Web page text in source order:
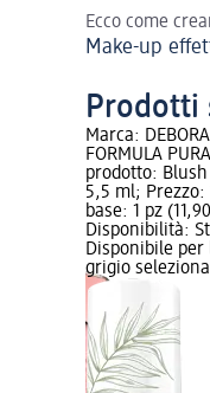
Ecco come
Make-up
Prodotti
Marca:
FORMULA
prodotto:
5,5 ml; Prezzo:
base: 1 pz
Disponibilità:
Disponibile per
grigio